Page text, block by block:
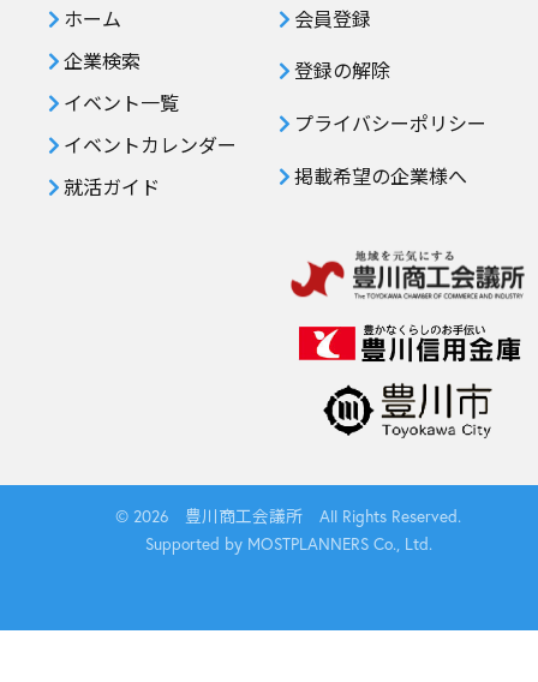
ホーム
企業検索
イベント一覧
イベントカレンダー
就活ガイド
会員登録
登録の解除
プライバシーポリシー
掲載希望の企業様へ
© 2026 豊川商工会議所 All Rights Reserved.
Supported by MOSTPLANNERS Co., Ltd.